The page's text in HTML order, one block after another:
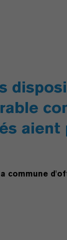
aient
commune